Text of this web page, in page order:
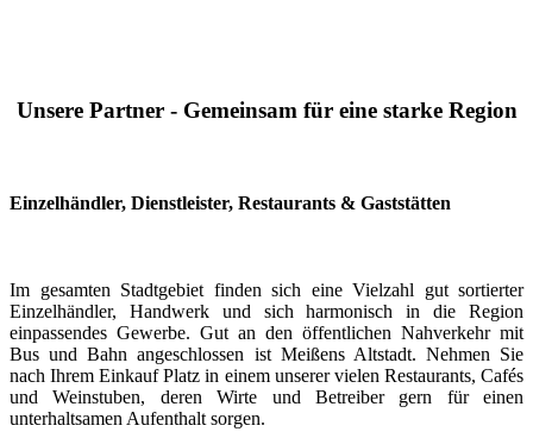
Unsere Partner - Gemeinsam für eine starke Region
Einzelhändler, Dienstleister, Restaurants & Gaststätten
Im gesamten Stadtgebiet finden sich eine Vielzahl gut sortierter
Einzelhändler, Handwerk und sich harmonisch in die Region
einpassendes Gewerbe. Gut an den öffentlichen Nahverkehr mit
Bus und Bahn angeschlossen ist Meißens Altstadt. Nehmen Sie
nach Ihrem Einkauf Platz in einem unserer vielen Restaurants, Cafés
und Weinstuben, deren Wirte und Betreiber gern für einen
unterhaltsamen Aufenthalt sorgen.